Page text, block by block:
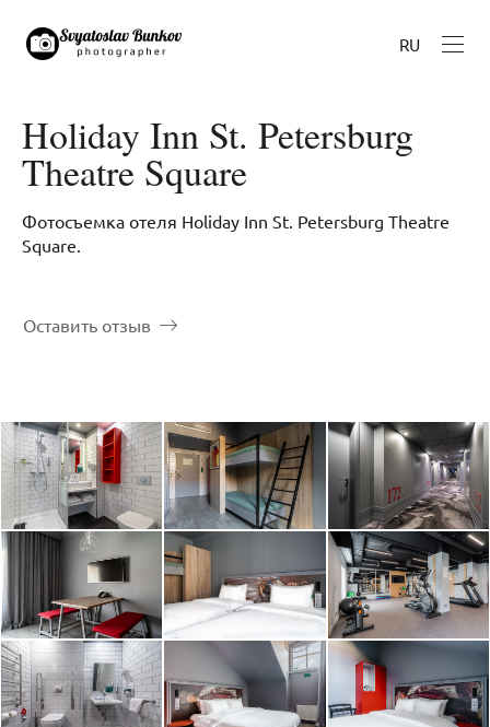
RU
Holiday Inn St. Petersburg
Theatre Square
Фотосъемка отеля Holiday Inn St. Petersburg Theatre
Square.
Оставить отзыв